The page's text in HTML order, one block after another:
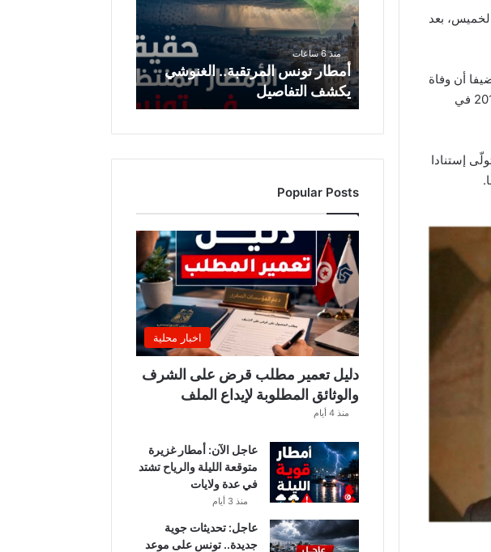
بعد
أن وفاة
رئيس الجمهورية يفرض على الهيئة تغيير موعد الإنتخابات الرئاسية المبرمجة يوم 17 نوفمبر 2019 في
إستنادا
ر
ت
و
س
ا
ل
ت
ب
ة
.
ا
ل
غ
ن
و
ش
ي
ك
ا
ل
ت
ف
ا
ص
منذ 6 ساعات
أمطار تونس المرتقبة.. الغنوشي
يكشف التفاصيل
Popular Posts
اخبار محلية
دليل تعمير مطلب قرض على الشرف
والوثائق المطلوبة لإيداع الملف
منذ 4 أيام
عاجل الآن: أمطار غزيرة
متوقعة الليلة والرياح تشتد
في عدة ولايات
منذ 3 أيام
عاجل: تحديثات جوية
جديدة.. تونس على موعد